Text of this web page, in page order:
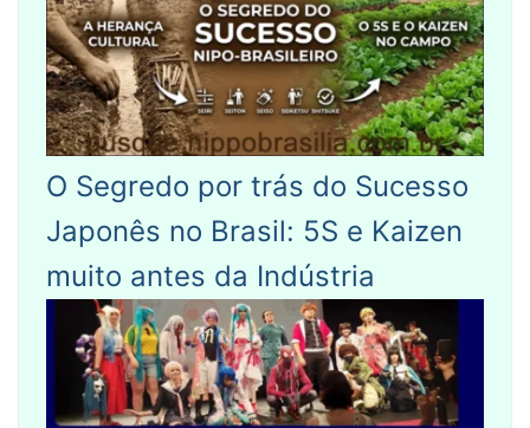
O Segredo por trás do Sucesso
Japonês no Brasil: 5S e Kaizen
muito antes da Indústria